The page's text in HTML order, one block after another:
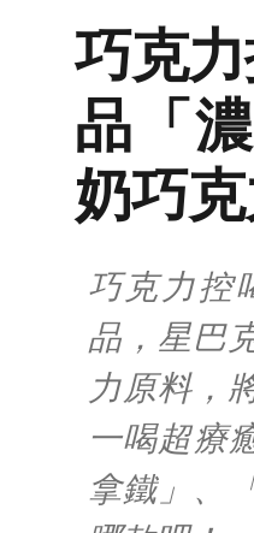
巧克
品「
奶巧
巧克力控
品，星巴
力原料，
一喝超療
拿鐵」、